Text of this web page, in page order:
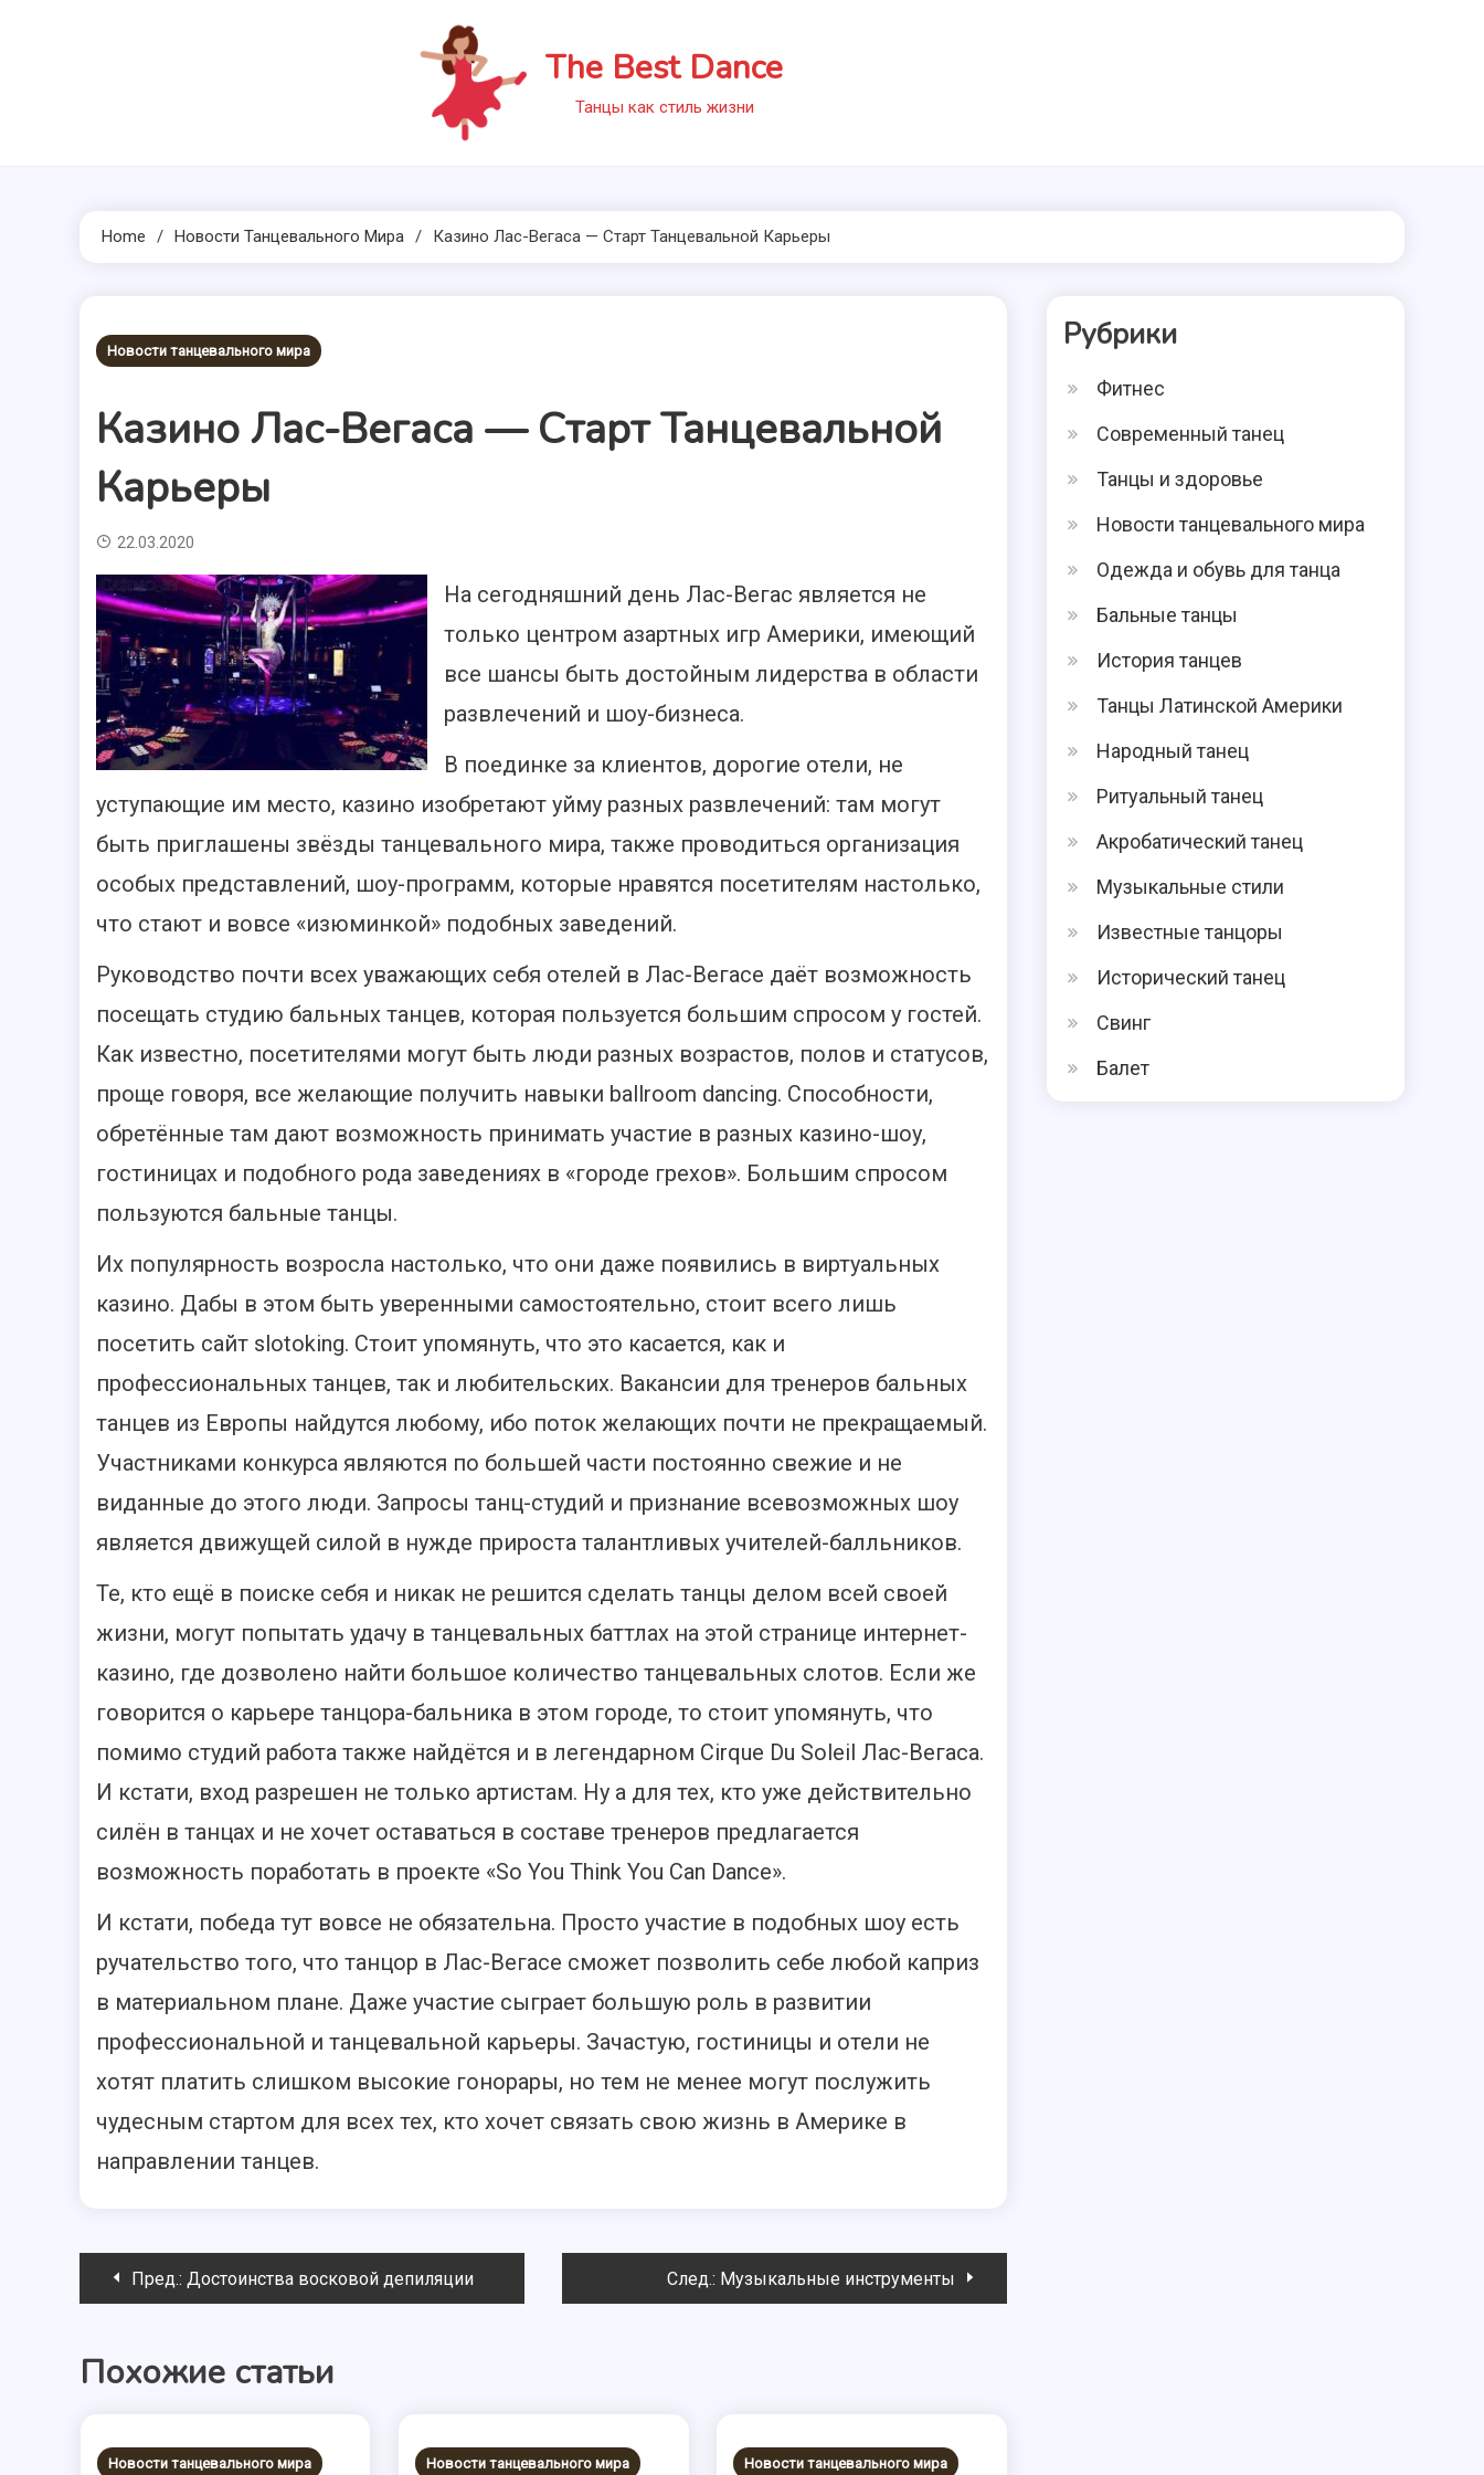
The Best Dance
Танцы как стиль жизни
Home Новости Танцевального Мира Казино Лас-Вегаса — Старт Танцевальной Карьеры
Новости танцевального мира
Казино Лас-Вегаса — Старт Танцевальной
Карьеры
22.03.2020
На сегодняшний день Лас-Вегас является не
только центром азартных игр Америки, имеющий
все шансы быть достойным лидерства в области
развлечений и шоу-бизнеса.
В поединке за клиентов, дорогие отели, не
уступающие им место, казино изобретают уйму разных развлечений: там могут
быть приглашены звёзды танцевального мира, также проводиться организация
особых представлений, шоу-программ, которые нравятся посетителям настолько,
что стают и вовсе «изюминкой» подобных заведений.
Руководство почти всех уважающих себя отелей в Лас-Вегасе даёт возможность
посещать студию бальных танцев, которая пользуется большим спросом у гостей.
Как известно, посетителями могут быть люди разных возрастов, полов и статусов,
проще говоря, все желающие получить навыки ballroom dancing. Способности,
обретённые там дают возможность принимать участие в разных казино-шоу,
гостиницах и подобного рода заведениях в «городе грехов». Большим спросом
пользуются бальные танцы.
Их популярность возросла настолько, что они даже появились в виртуальных
казино. Дабы в этом быть уверенными самостоятельно, стоит всего лишь
посетить сайт slotoking. Стоит упомянуть, что это касается, как и
профессиональных танцев, так и любительских. Вакансии для тренеров бальных
танцев из Европы найдутся любому, ибо поток желающих почти не прекращаемый.
Участниками конкурса являются по большей части постоянно свежие и не
виданные до этого люди. Запросы танц-студий и признание всевозможных шоу
является движущей силой в нужде прироста талантливых учителей-балльников.
Те, кто ещё в поиске себя и никак не решится сделать танцы делом всей своей
жизни, могут попытать удачу в танцевальных баттлах на этой странице интернет-
казино, где дозволено найти большое количество танцевальных слотов. Если же
говорится о карьере танцора-бальника в этом городе, то стоит упомянуть, что
помимо студий работа также найдётся и в легендарном Cirque Du Soleil Лас-Вегаса.
И кстати, вход разрешен не только артистам. Ну а для тех, кто уже действительно
силён в танцах и не хочет оставаться в составе тренеров предлагается
возможность поработать в проекте «So You Think You Can Dance».
И кстати, победа тут вовсе не обязательна. Просто участие в подобных шоу есть
ручательство того, что танцор в Лас-Вегасе сможет позволить себе любой каприз
в материальном плане. Даже участие сыграет большую роль в развитии
профессиональной и танцевальной карьеры. Зачастую, гостиницы и отели не
хотят платить слишком высокие гонорары, но тем не менее могут послужить
чудесным стартом для всех тех, кто хочет связать свою жизнь в Америке в
направлении танцев.
Навигация
записям
Пред.: Достоинства восковой депиляции След.: Музыкальные инструменты
Похожие статьи
Новости танцевального мира Новости танцевального мира Новости танцевального мира
Рубрики
Фитнес
Современный танец
Танцы и здоровье
Новости танцевального мира
Одежда и обувь для танца
Бальные танцы
История танцев
Танцы Латинской Америки
Народный танец
Ритуальный танец
Акробатический танец
Музыкальные стили
Известные танцоры
Исторический танец
Свинг
Балет